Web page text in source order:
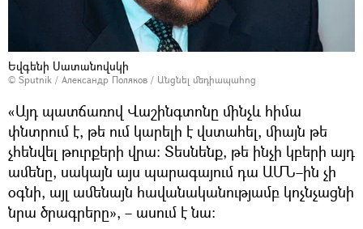
Եվգենի Սատանովսկի
© Sputnik / Александр Поляков / Անցնել մեդիապահոց
«Այդ պատճառով Վաշինգտոնը մինչև հիմա
փնտրում է, թե ում կարելի է վստահել, միայն թե
չհենվել թուրքերի վրա։ Տեսնենք, թե ինչի կբերի այդ
ամենը, սակայն այս պարագայում դա ԱՄՆ–ին չի
օգնի, այլ ամենայն հավանականությամբ կոչնչացնի
նրա ծրագրերը», – ասում է նա։